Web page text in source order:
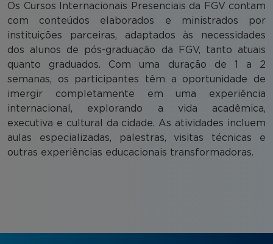
Os Cursos Internacionais Presenciais da FGV contam
com conteúdos elaborados e ministrados por
instituições parceiras, adaptados às necessidades
dos alunos de pós-graduação da FGV, tanto atuais
quanto graduados. Com uma duração de 1 a 2
semanas, os participantes têm a oportunidade de
imergir completamente em uma experiência
internacional, explorando a vida acadêmica,
executiva e cultural da cidade. As atividades incluem
aulas especializadas, palestras, visitas técnicas e
outras experiências educacionais transformadoras.